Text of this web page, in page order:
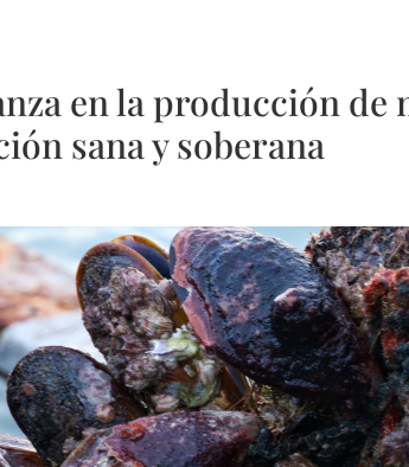
en la producción
sana y soberana